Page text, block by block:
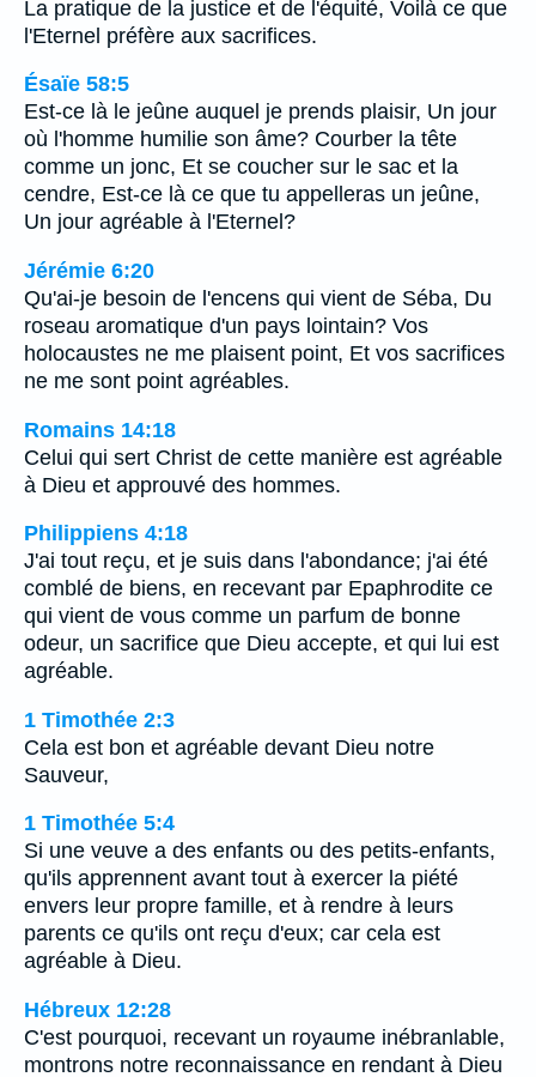
La pratique de la justice et de l'équité, Voilà ce que
l'Eternel préfère aux sacrifices.
Ésaïe 58:5
Est-ce là le jeûne auquel je prends plaisir, Un jour
où l'homme humilie son âme? Courber la tête
comme un jonc, Et se coucher sur le sac et la
cendre, Est-ce là ce que tu appelleras un jeûne,
Un jour agréable à l'Eternel?
Jérémie 6:20
Qu'ai-je besoin de l'encens qui vient de Séba, Du
roseau aromatique d'un pays lointain? Vos
holocaustes ne me plaisent point, Et vos sacrifices
ne me sont point agréables.
Romains 14:18
Celui qui sert Christ de cette manière est agréable
à Dieu et approuvé des hommes.
Philippiens 4:18
J'ai tout reçu, et je suis dans l'abondance; j'ai été
comblé de biens, en recevant par Epaphrodite ce
qui vient de vous comme un parfum de bonne
odeur, un sacrifice que Dieu accepte, et qui lui est
agréable.
1 Timothée 2:3
Cela est bon et agréable devant Dieu notre
Sauveur,
1 Timothée 5:4
Si une veuve a des enfants ou des petits-enfants,
qu'ils apprennent avant tout à exercer la piété
envers leur propre famille, et à rendre à leurs
parents ce qu'ils ont reçu d'eux; car cela est
agréable à Dieu.
Hébreux 12:28
C'est pourquoi, recevant un royaume inébranlable,
montrons notre reconnaissance en rendant à Dieu